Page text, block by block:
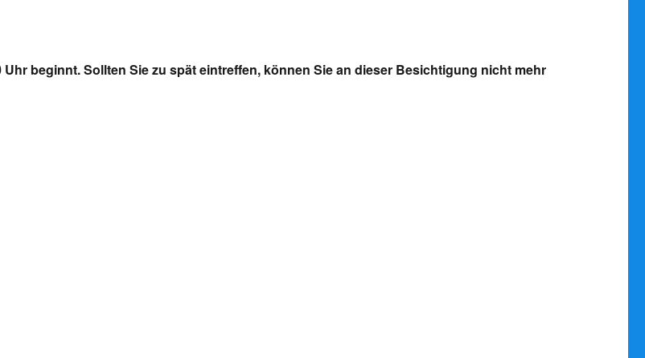
beginnt. Sollten Sie zu spät eintreffen, können Sie an dieser Besichtigung nicht mehr